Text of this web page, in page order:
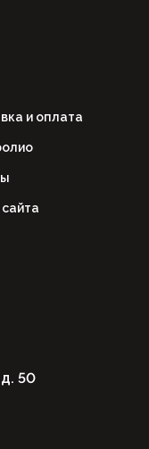
и оплата
50